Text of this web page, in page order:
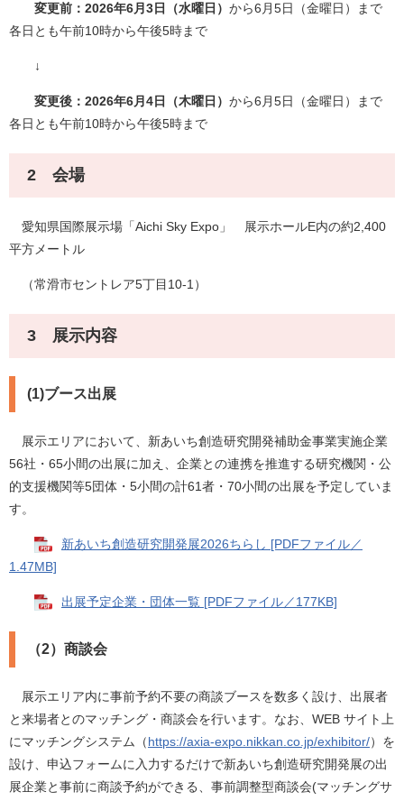
変更前：2026年6月3日（水曜日） から6月5日（金曜日）まで
各日とも午前10時から午後5時まで
↓
変更後：2026年6月4日（木曜日） から6月5日（金曜日）まで
各日とも午前10時から午後5時まで
2 会場
愛知県国際展示場「Aichi Sky Expo」 展示ホールE内の約2,400
平方メートル
（常滑市セントレア5丁目10-1）
3 展示内容
(1)ブース出展
展示エリアにおいて、新あいち創造研究開発補助金事業実施企業
56社・65小間の出展に加え、企業との連携を推進する研究機関・公
的支援機関等5団体・5小間の計61者・70小間の出展を予定していま
す。
新あいち創造研究開発展2026ちらし [PDFファイル／
1.47MB]
出展予定企業・団体一覧 [PDFファイル／177KB]
（2）商談会
展示エリア内に事前予約不要の商談ブースを数多く設け、出展者
と来場者とのマッチング・商談会を行います。なお、WEB サイト上
にマッチングシステム（https://axia-expo.nikkan.co.jp/exhibitor/）を
設け、申込フォームに入力するだけで新あいち創造研究開発展の出
展企業と事前に商談予約ができる、事前調整型商談会(マッチングサ